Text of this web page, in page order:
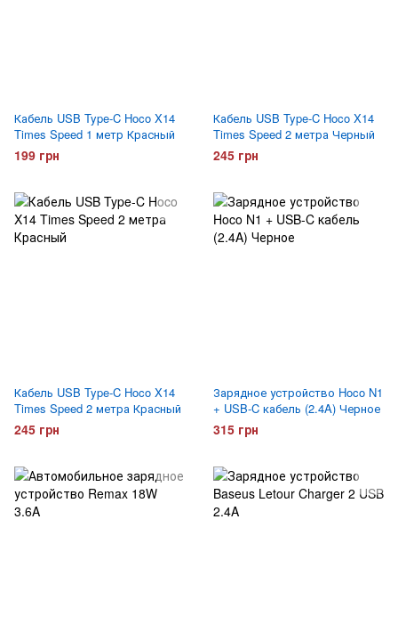
Кабель USB Type-C Hoco X14
Times Speed 1 метр Красный
199 грн
Кабель USB Type-C Hoco X14
Times Speed 2 метра Черный
245 грн
Кабель USB Type-C Hoco X14
Times Speed 2 метра Красный
245 грн
Зарядное устройство Hoco N1
+ USB-C кабель (2.4A) Черное
315 грн